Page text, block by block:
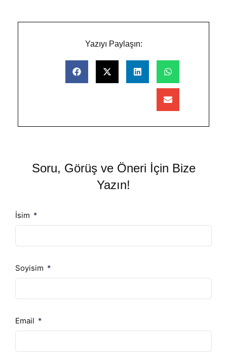
Yazıyı Paylaşın:
Soru, Görüş ve Öneri İçin Bize
Yazın!
İsim
Soyisim
Email